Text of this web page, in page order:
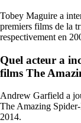
Tobey Maguire a
premiers films de la
respectivement en
Quel acteur a
films The
Andrew Garfield a
The Amazing
2014.